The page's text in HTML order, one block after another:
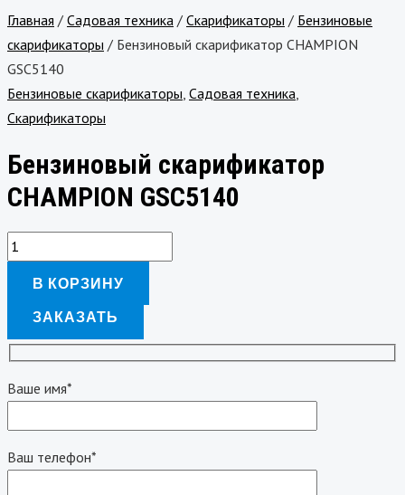
Главная / Садовая техника / Скарификаторы / Бензиновые
скарификаторы / Бензиновый cкарификатор CHAMPION
GSC5140
Бензиновые скарификаторы, Садовая техника,
Скарификаторы
Бензиновый cкарификатор
CHAMPION GSC5140
В КОРЗИНУ
ЗАКАЗАТЬ
Ваше имя*
Ваш телефон*